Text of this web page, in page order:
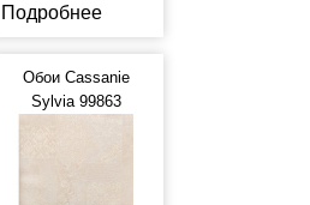
Подробнее
Обои Cassanie
Sylvia 99863